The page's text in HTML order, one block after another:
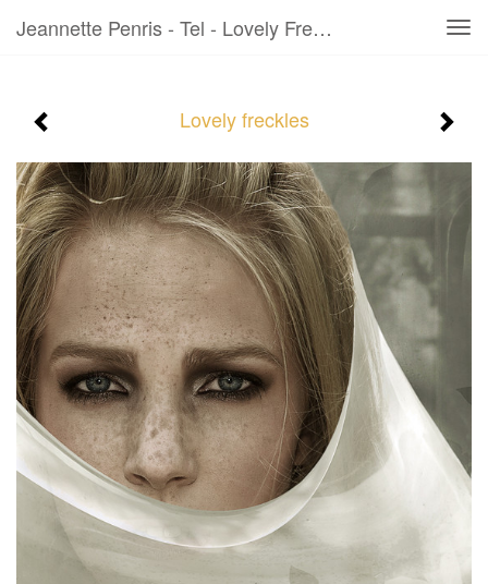
Jeannette Penris - Tel - Lovely Freckles
Lovely freckles